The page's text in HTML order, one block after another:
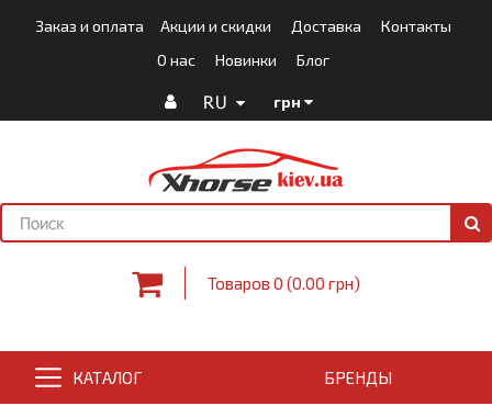
Заказ и оплата Акции и скидки Доставка
Контакты
О нас
Новинки Блог
RU грн
Товаров 0 (0.00 грн)
КАТАЛОГ БРЕНДЫ